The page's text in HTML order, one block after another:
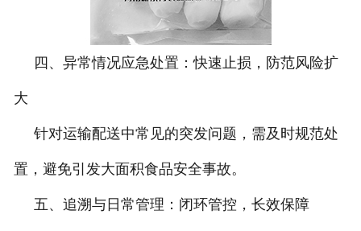
四、异常情况应急处置：快速止损，防范风险扩
大
针对运输配送中常见的突发问题，需及时规范处
置，避免引发大面积食品安全事故。
五、追溯与日常管理：闭环管控，长效保障